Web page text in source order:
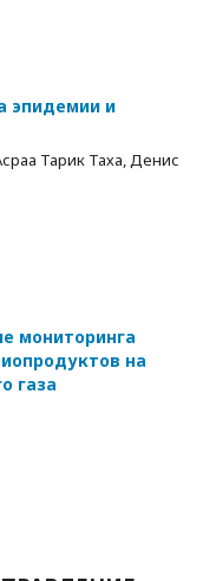
эпидемии и
Тарик Таха, Денис
мониторинга
на
газа